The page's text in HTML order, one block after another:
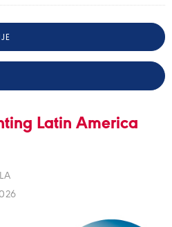
Latin America